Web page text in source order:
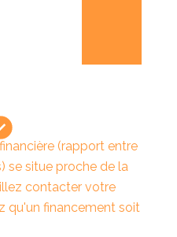
(rapport entre
se situe proche de la
contacter votre
qu'un financement soit